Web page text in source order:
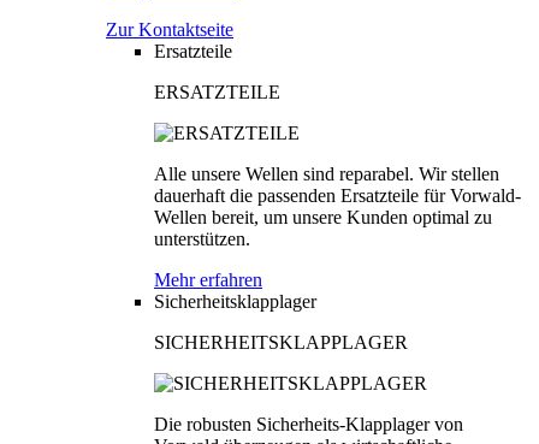
Zur Kontaktseite
Ersatzteile
ERSATZTEILE
Alle unsere Wellen sind reparabel. Wir stellen
dauerhaft die passenden Ersatzteile für Vorwald-
Wellen bereit, um unsere Kunden optimal zu
unterstützen.
Mehr erfahren
Sicherheitsklapplager
SICHERHEITSKLAPPLAGER
Die robusten Sicherheits-Klapplager von